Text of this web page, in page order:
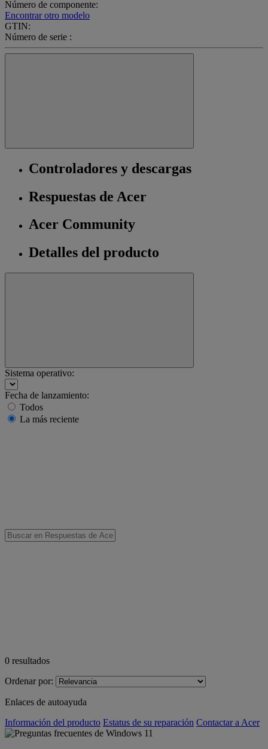
Número de componente:
Encontrar otro modelo
GTIN:
Número de serie :
Controladores y descargas
Respuestas de Acer
Acer Community
Detalles del producto
Sistema operativo:
Fecha de lanzamiento:
Todos
La más reciente
0 resultados
Ordenar por:
Enlaces de autoayuda
Información del producto Estatus de su reparación Contactar a Acer